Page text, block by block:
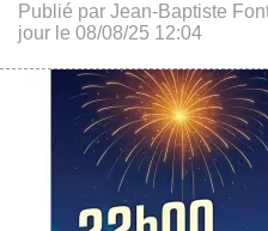
Publié par Jean-Baptiste
jour le 08/08/25 12:04